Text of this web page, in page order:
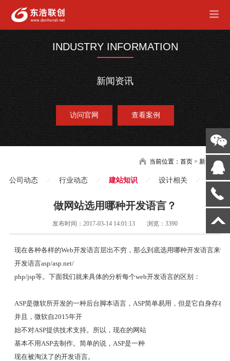
INDUSTRY INFORMATION
新闻资讯
访问官网 查看案例
当前位置：首页 >新闻
公司动态 行业动态 建站知识 设计相关
做网站选用哪种开发语言？
发布时间：2017-03-14 14:01:13 浏览：3390
现在各种各样的Web开发语言层出不穷，那么到底选用哪种开发语言来
开发语言asp/asp.net/
php/jsp等。下面我们就来具体的分析每个web开发语言的区别：
ASP是微软所开发的一种后台脚本语言，ASP简单易用，但是它自身存
并且，微软自2015年开
始不对ASP提供技术支持。 所以，现在的网站
基本不用ASP去制作。简单的说，ASP是一种
现在被淘汰了的开发语言。